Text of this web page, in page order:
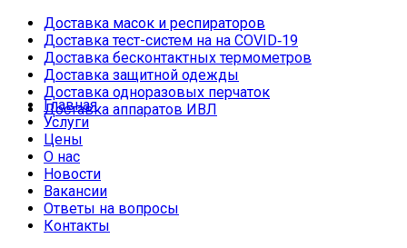
Доставка масок и респираторов
Доставка тест-систем на на COVID‑19
Доставка бесконтактных термометров
Доставка защитной одежды
Доставка одноразовых перчаток
Доставка аппаратов ИВЛ
Главная
Услуги
Цены
О нас
Новости
Вакансии
Ответы на вопросы
Контакты